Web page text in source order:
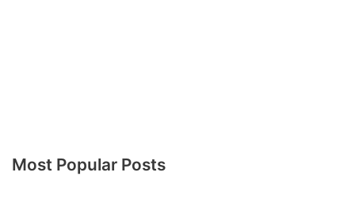
Most Popular Posts